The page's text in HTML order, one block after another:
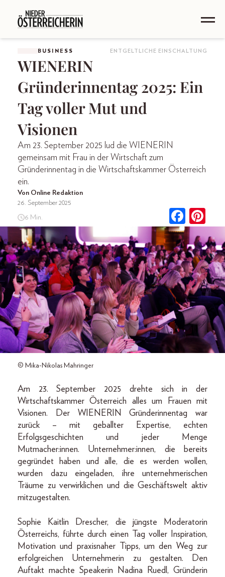
BUSINESS ENTGELTLICHE EINSCHALTUNG
WIENERIN
Gründerinnentag 2025: Ein
Tag voller Mut und
Visionen
Am 23. September 2025 lud die WIENERIN
gemeinsam mit Frau in der Wirtschaft zum
Gründerinnentag in die Wirtschaftskammer Österreich
ein.
Von Online Redaktion
26. September 2025
6 Min.
© Mika-Nikolas Mahringer
Am 23. September 2025 drehte sich in der
Wirtschaftskammer Österreich alles um Frauen mit
Visionen. Der WIENERIN Gründerinnentag war
zurück – mit geballter Expertise, echten
Erfolgsgeschichten und jeder Menge
Mutmacher:innen. Unternehmer:innen, die bereits
gegründet haben und alle, die es werden wollen,
wurden dazu eingeladen, ihre unternehmerischen
Träume zu verwirklichen und die Geschäftswelt aktiv
mitzugestalten.
Sophie Kaitlin Drescher, die jüngste Moderatorin
Österreichs, führte durch einen Tag voller Inspiration,
Motivation und praxisnaher Tipps, um den Weg zur
erfolgreichen Unternehmerin zu gestalten. Den
Auftakt machte Speakerin Nadina Ruedl, Gründerin